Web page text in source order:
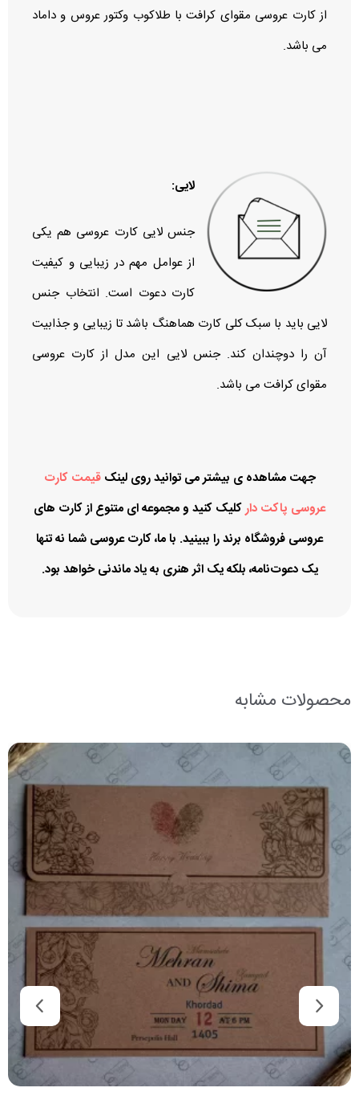
از کارت عروسی مقوای کرافت با طلاکوب وکتور عروس و داماد
می باشد.
لایی:
جنس لایی کارت عروسی هم یکی
از عوامل مهم در زیبایی و کیفیت
کارت دعوت است. انتخاب جنس
لایی باید با سبک کلی کارت هماهنگ باشد تا زیبایی و جذابیت
آن را دوچندان کند. جنس لایی این مدل از کارت عروسی
مقوای کرافت می باشد.
جهت مشاهده ی بیشتر می توانید روی لینک قیمت کارت
عروسی پاکت دارکلیک کنید و مجموعه ای متنوع از کارت های
عروسی فروشگاه برند را ببینید. با ما، کارت عروسی شما نه تنها
یک دعوت‌نامه، بلکه یک اثر هنری به یاد ماندنی خواهد بود.
محصولات مشابه